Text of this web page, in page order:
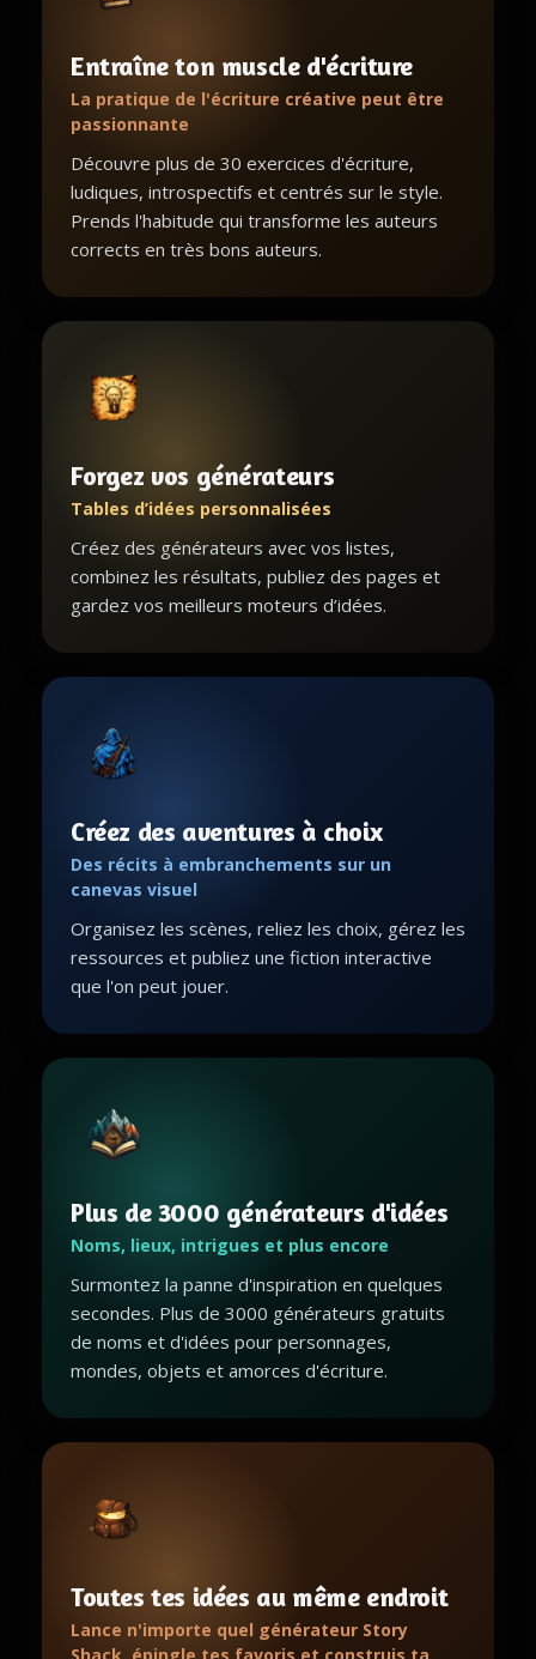
Entraîne ton muscle d'écriture
La pratique de l'écriture créative peut être
passionnante
Découvre plus de 30 exercices d'écriture,
ludiques, introspectifs et centrés sur le style.
Prends l'habitude qui transforme les auteurs
corrects en très bons auteurs.
Forgez vos générateurs
Tables d’idées personnalisées
Créez des générateurs avec vos listes,
combinez les résultats, publiez des pages et
gardez vos meilleurs moteurs d’idées.
Créez des aventures à choix
Des récits à embranchements sur un
canevas visuel
Organisez les scènes, reliez les choix, gérez les
ressources et publiez une fiction interactive
que l'on peut jouer.
Plus de 3000 générateurs d'idées
Noms, lieux, intrigues et plus encore
Surmontez la panne d'inspiration en quelques
secondes. Plus de 3000 générateurs gratuits
de noms et d'idées pour personnages,
mondes, objets et amorces d'écriture.
Toutes tes idées au même endroit
Lance n'importe quel générateur Story